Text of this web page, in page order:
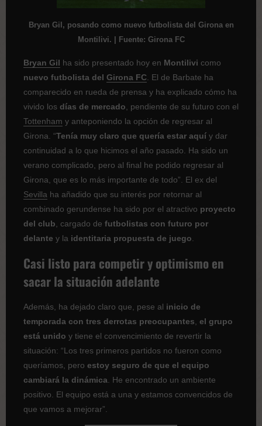
Bryan Gil, posando como nuevo futbolista del Girona en
Montilivi. | Fuente: Girona FC
Bryan Gil ha sido presentado hoy en Montilivi como
nuevo futbolista del Girona FC . El de Barbate ha
comparecido en rueda de prensa y ha explicado cómo ha
vivido los días de mercado , pendiente de su futuro con el
Tottenham y anteponiendo la opción de regresar al
Girona. “Tenía muy claro que quería estar aquí y dar
continuidad a lo que hicimos el año pasado. Ha sido un
verano complicado, pero al final he podido regresar al
Girona, que es lo más importante de todo”. El ex del
Sevilla ha añadido que su interés por retornar al
combinado gerundense ha sido por el atractivo proyecto
del club , cargado de futbolistas con futuro por
delante y la identitaria propuesta de juego
Casi listo para competir y optimismo en
sacar la situación adelante
Además, ha dejado claro que, pese al inicio de
temporada con tres derrotas preocupantes el grupo
está unido y tiene el convencimiento de revertir la
situación: “Los tres primeros partidos no fueron como
queríamos, pero estoy seguro de que el equipo
cambiará la dinámica . He encontrado un ambiente
positivo. El equipo está a una y estamos convencidos de
que vamos a mejorar”.